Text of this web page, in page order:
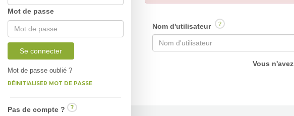
Mot de passe
Se connecter
Mot de passe oublié ?
RÉINITIALISER MOT DE PASSE
Pas de compte ? ?
Nom d'utilisateur ?
Vous